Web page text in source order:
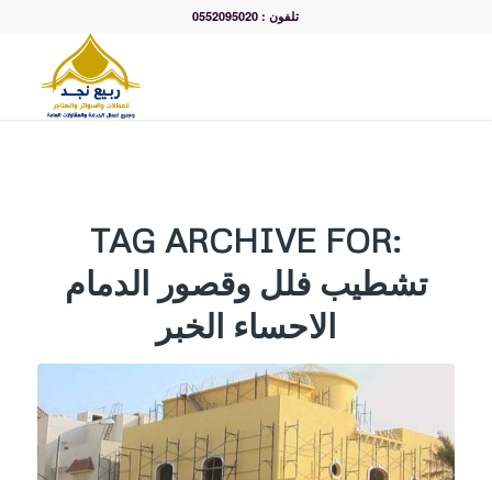
تلفون : 0552095020
TAG ARCHIVE FOR:
تشطيب فلل وقصور الدمام
الاحساء الخبر